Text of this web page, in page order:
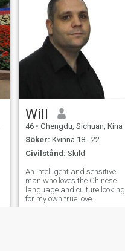
Will
46 • Chengdu, Sichuan, Kina
Söker: Kvinna 18 - 22
Civilstånd: Skild
An intelligent and sensitive
man who loves the Chinese
language and culture looking
for my own true love.